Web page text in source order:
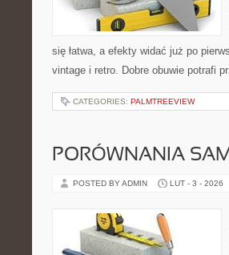
się łatwa, a efekty widać już po
vintage i retro. Dobre obuwie potrafi
CATEGORIES: PALMTREEVIEW
PORÓWNANIA
POSTED BY ADMIN LUT - 3 - 2026